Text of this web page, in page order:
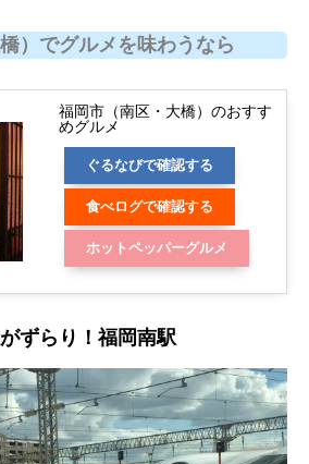
）でグルメを味わうなら
福岡市（南区・大橋）のおすす
めグルメ
ぐるなびで確認する
食べログで確認する
ホットペッパーグルメ
ずらり！福岡南駅